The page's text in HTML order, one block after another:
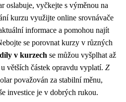
oslabuje, vyčkejte s výměnou na
kurzu využijte online srovnávače
informace a pomohou najít
se porovnat kurzy v různých
v kurzech se můžou vyšplhat až
větších částek opravdu vyplatí. Z
považován za stabilní měnu,
investice je v dobrých rukou.